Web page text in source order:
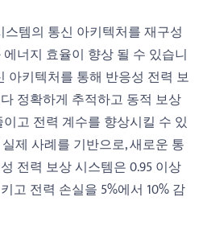
템의 통신 아키텍처를 재구성
너지 효율이 향상 될 수 있습니
아키텍처를 통해 반응성 전력 보
정확하게 추적하고 동적 보상
고 전력 계수를 향상시킬 수 있
실제 사례를 기반으로, 새로운 통
전력 보상 시스템은 0.95 이상
고 전력 손실을 5%에서 10% 감